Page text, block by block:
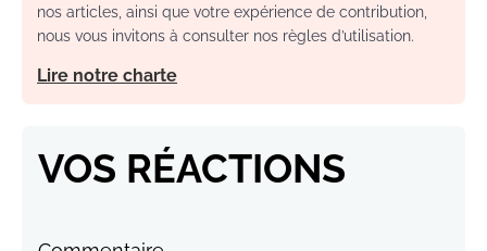
nos articles, ainsi que votre expérience de contribution,
nous vous invitons à consulter nos règles d’utilisation.
Lire notre charte
VOS RÉACTIONS